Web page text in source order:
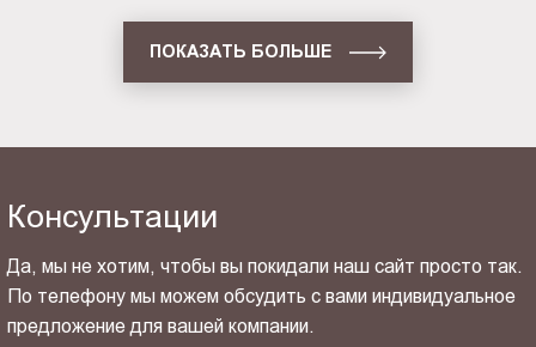
ПОКАЗАТЬ БОЛЬШЕ
Консультации
Да, мы не хотим, чтобы вы покидали наш сайт просто так.
По телефону мы можем обсудить с вами индивидуальное
предложение для вашей компании.